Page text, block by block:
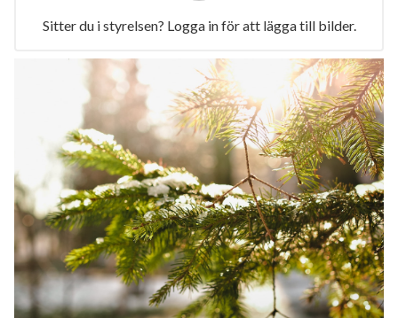
Sitter du i styrelsen? Logga in för att lägga till bilder.